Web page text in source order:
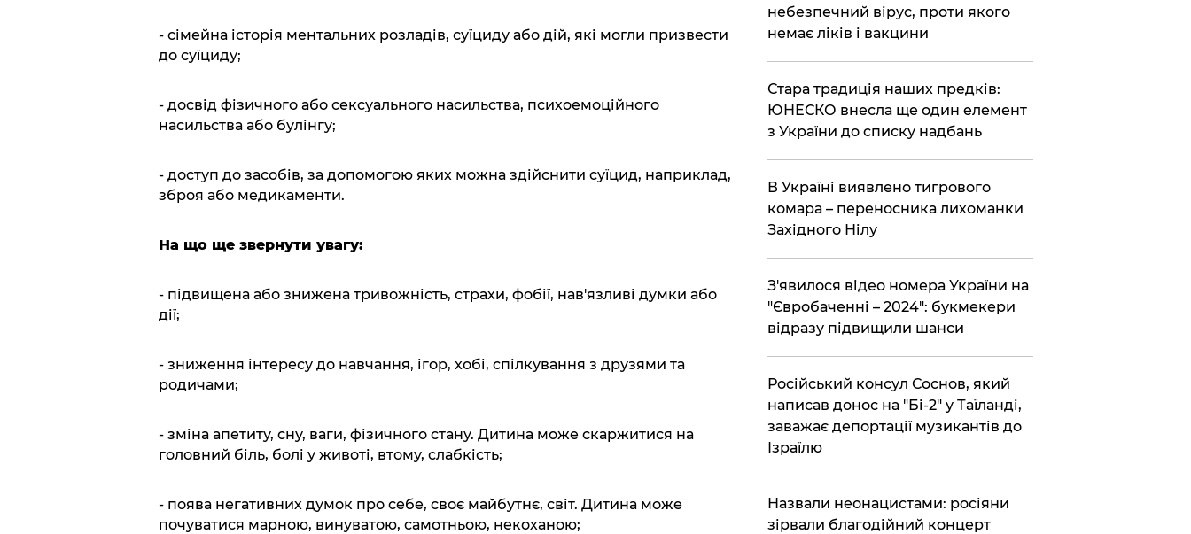
- сімейна історія ментальних розладів, суїциду або дій, які могли призвести
до суїциду;
- досвід фізичного або сексуального насильства, психоемоційного
насильства або булінгу;
- доступ до засобів, за допомогою яких можна здійснити суїцид, наприклад,
зброя або медикаменти.
На що ще звернути увагу:
- підвищена або знижена тривожність, страхи, фобії, нав'язливі думки або
дії;
- зниження інтересу до навчання, ігор, хобі, спілкування з друзями та
родичами;
- зміна апетиту, сну, ваги, фізичного стану. Дитина може скаржитися на
головний біль, болі у животі, втому, слабкість;
- поява негативних думок про себе, своє майбутнє, світ. Дитина може
почуватися марною, винуватою, самотньою, некоханою;
небезпечний вірус, проти якого
немає ліків і вакцини
Стара традиція наших предків:
ЮНЕСКО внесла ще один елемент
з України до списку надбань
В Україні виявлено тигрового
комара – переносника лихоманки
Західного Нілу
З'явилося відео номера України на
"Євробаченні – 2024": букмекери
відразу підвищили шанси
Російський консул Соснов, який
написав донос на "Бі-2" у Таїланді,
заважає депортації музикантів до
Ізраїлю
Назвали неонацистами: росіяни
зірвали благодійний концерт